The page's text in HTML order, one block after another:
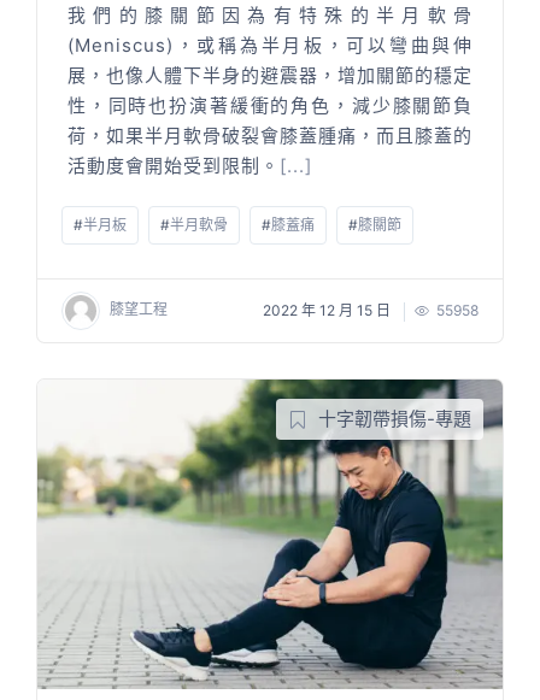
我們的膝關節因為有特殊的半月軟骨
(Meniscus)，或稱為半月板，可以彎曲與伸
展，也像人體下半身的避震器，增加關節的穩定
性，同時也扮演著緩衝的角色，減少膝關節負
荷，如果半月軟骨破裂會膝蓋腫痛，而且膝蓋的
活動度會開始受到限制。 [...]
#半月板 #半月軟骨 #膝蓋痛 #膝關節
膝望工程 2022 年 12 月 15 日 55958
十字韌帶損傷-專題